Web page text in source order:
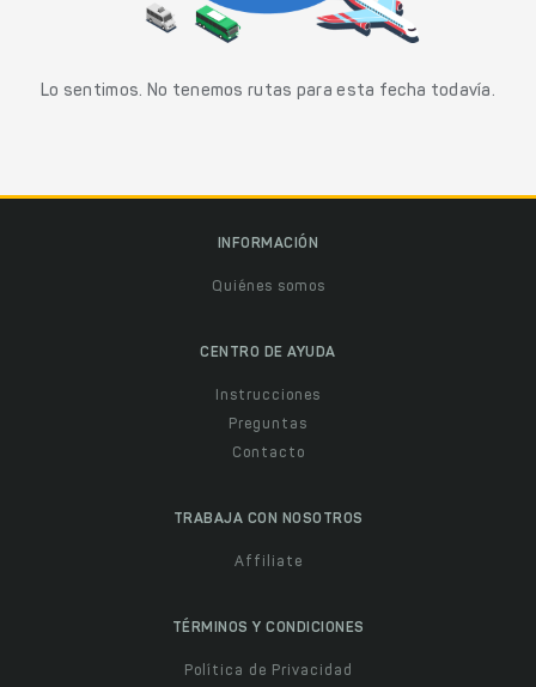
Lo sentimos. No tenemos rutas para esta fecha todavía.
INFORMACIÓN
Quiénes somos
CENTRO DE AYUDA
Instrucciones
Preguntas
Contacto
TRABAJA CON NOSOTROS
Affiliate
TÉRMINOS Y CONDICIONES
Política de Privacidad